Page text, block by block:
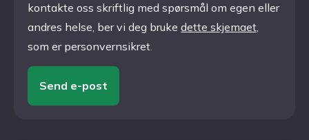
kontakte oss skriftlig med spørsmål om egen eller
andres helse, ber vi deg bruke dette skjemaet,
som er personvernsikret.
Send e-post